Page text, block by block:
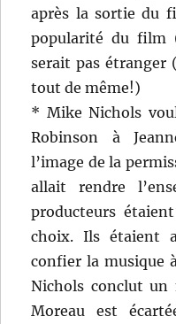
après la sortie du
popularité du film
serait pas étranger
tout de même!)
* Mike Nichols
Robinson à
l’image de la
allait rendre
producteurs
choix. Ils étaient
confier la musique
Nichols conclut un
Moreau est